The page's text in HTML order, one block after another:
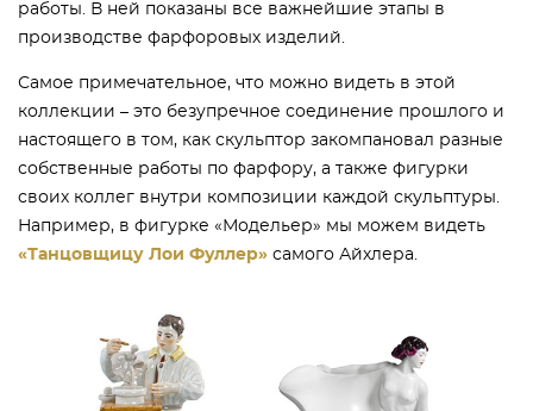
работы. В ней показаны все важнейшие этапы в
производстве фарфоровых изделий.
Самое примечательное, что можно видеть в этой
коллекции – это безупречное соединение прошлого и
настоящего в том, как скульптор закомпановал разные
собственные работы по фарфору, а также фигурки
своих коллег внутри композиции каждой скульптуры.
Например, в фигурке «Модельер» мы можем видеть
«Танцовщицу Лои Фуллер» самого Айхлера.